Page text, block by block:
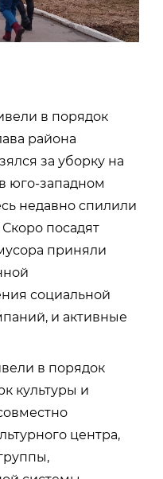
в порядок
района
за уборку на
юго-западном
недавно спилили
посадят
приняли
социальной
и активные
в порядок
культуры и
центра,